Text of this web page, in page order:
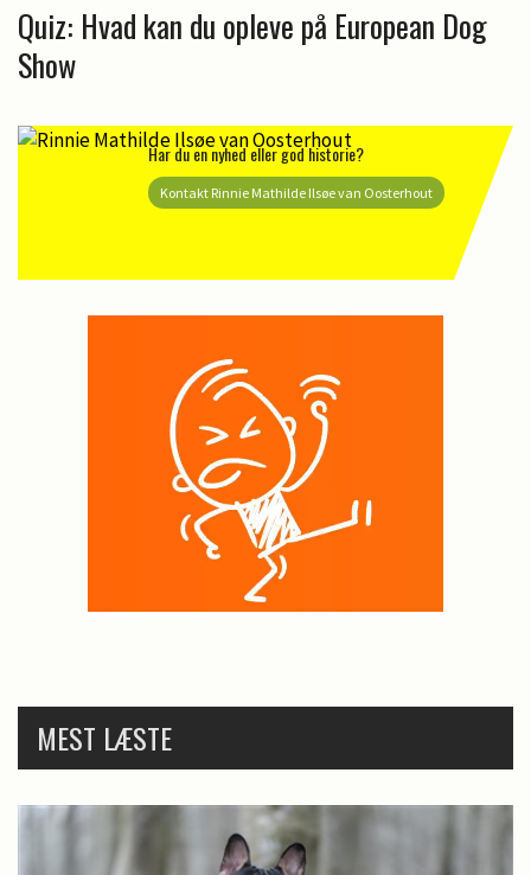
Quiz: Hvad kan du opleve på European Dog
Show
Har du en nyhed eller god historie?
Kontakt Rinnie Mathilde Ilsøe van Oosterhout
MEST LÆSTE